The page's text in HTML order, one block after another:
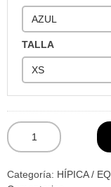
TALLA
Categoría: HÍPICA /